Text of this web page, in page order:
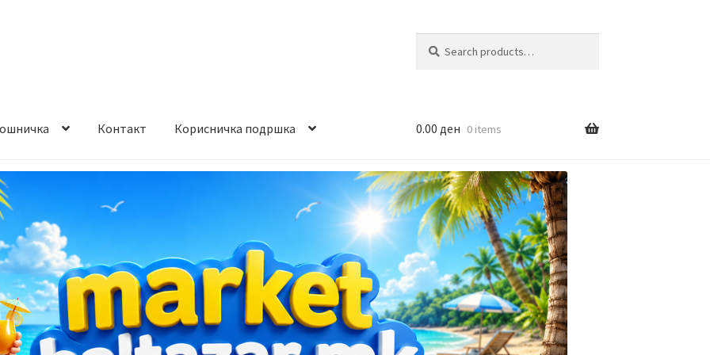
for:
Контакт Корисничка подршка
и начин на плаќање
на производ Услови за користење
0.00 ден 0 items